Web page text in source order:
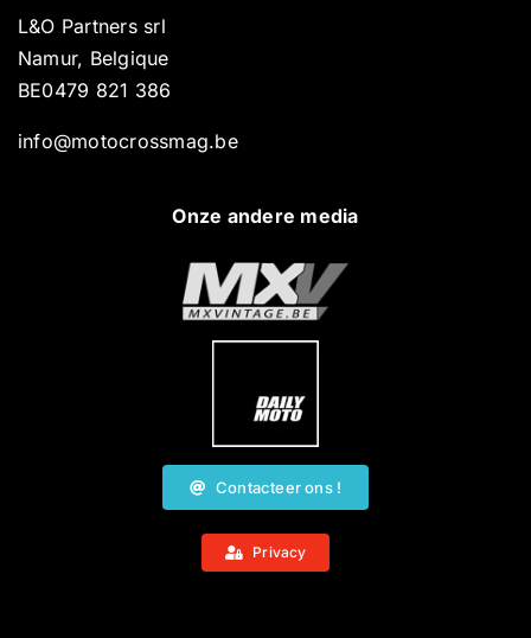
L&O Partners srl
Namur, Belgique
BE0479 821 386
info@motocrossmag.be
Onze andere media
Contacteer ons !
Privacy